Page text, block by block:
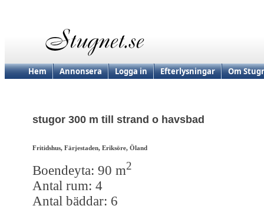
Hem Annonsera Logga in Efterlysningar Om
stugor 300 m till strand o havsbad
Fritidshus, Färjestaden, Eriksöre, Öland
Boendeyta: 90 m2
Antal rum: 4
Antal bäddar: 6